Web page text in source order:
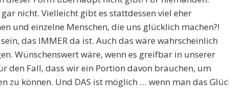
nicht. Vielleicht gibt es stattdessen viel eher
und einzelne Menschen, die uns glücklich machen?!
das IMMER da ist. Auch das wäre wahrscheinlich
Wünschenswert wäre, wenn es greifbar in unserer
den Fall, dass wir ein Portion davon brauchen, um
zu können. Und DAS ist möglich … wenn man das